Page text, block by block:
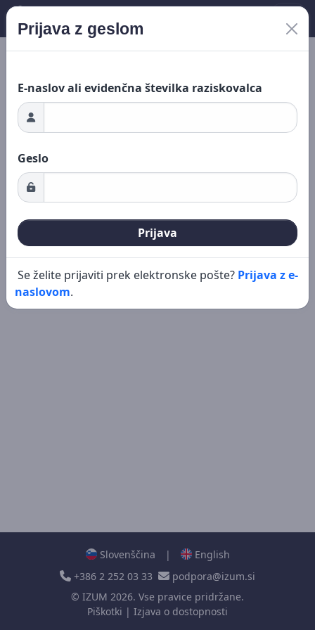
Nalaganje ...
Prijava z geslom
E-naslov ali evidenčna številka raziskovalca
Geslo
Prijava
Se želite prijaviti prek elektronske pošte? Prijava z e-
naslovom.
Slovenščina |
English
+386 2 252 03 33
podpora@izum.si
© IZUM 2026. Vse pravice pridržane.
Piškotki | Izjava o dostopnosti